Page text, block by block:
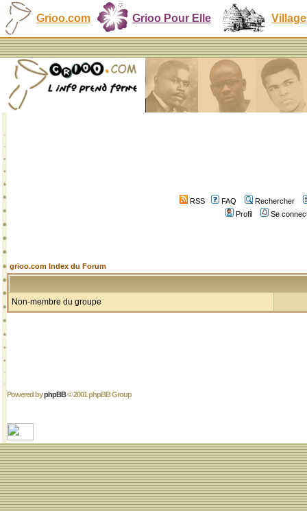
Grioo.com Grioo Pour Elle Village
RSS FAQ
Rechercher
Profil
Se
grioo.com Index du Forum
Non-membre du groupe
Powered byphpBB© 2001 phpBB Group